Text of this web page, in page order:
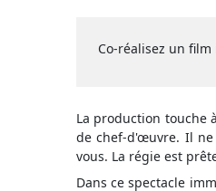
Co-réalisez un
La production touche
de chef-d'œuvre. Il ne
vous. La régie est
Dans ce spectacle